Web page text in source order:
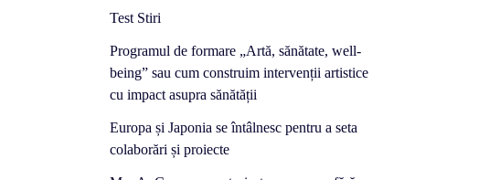
Test Stiri
Programul de formare „Artă, sănătate, well-
being” sau cum construim intervenții artistice
cu impact asupra sănătății
Europa și Japonia se întâlnesc pentru a seta
colaborări și proiecte